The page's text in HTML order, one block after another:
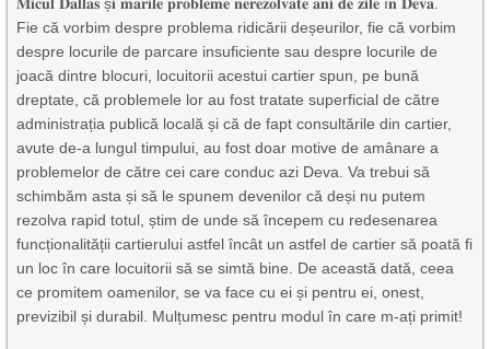
𝐌𝐢𝐜𝐮𝐥 𝐃𝐚𝐥𝐥𝐚𝐬 ș𝐢 𝐦𝐚𝐫𝐢𝐥𝐞 𝐩𝐫𝐨𝐛𝐥𝐞𝐦𝐞 𝐧𝐞𝐫𝐞𝐳𝐨𝐥𝐯𝐚𝐭𝐞 𝐚𝐧𝐢 𝐝𝐞 𝐳𝐢𝐥𝐞 î𝐧 𝐃𝐞𝐯𝐚.
Fie că vorbim despre problema ridicării deșeurilor, fie că vorbim
despre locurile de parcare insuficiente sau despre locurile de
joacă dintre blocuri, locuitorii acestui cartier spun, pe bună
dreptate, că problemele lor au fost tratate superficial de către
administrația publică locală și că de fapt consultările din cartier,
avute de-a lungul timpului, au fost doar motive de amânare a
problemelor de către cei care conduc azi Deva. Va trebui să
schimbăm asta și să le spunem devenilor că deși nu putem
rezolva rapid totul, știm de unde să începem cu redesenarea
funcționalității cartierului astfel încât un astfel de cartier să poată fi
un loc în care locuitorii să se simtă bine. De această dată, ceea
ce promitem oamenilor, se va face cu ei și pentru ei, onest,
previzibil și durabil. Mulțumesc pentru modul în care m-ați primit!